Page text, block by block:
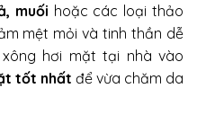
muối hoặc các loại thảo
mệt mỏi và tinh thần dễ
xông hơi mặt tại nhà vào
tốt nhất để vừa chăm da